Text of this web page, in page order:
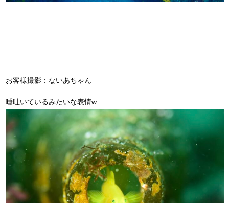
お客様撮影：ないあちゃん
唾吐いているみたいな表情w